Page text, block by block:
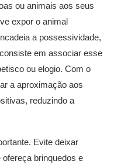
ou animais aos seus
expor o animal
a possessividade,
em associar esse
ou elogio. Com o
a aproximação aos
reduzindo a
Evite deixar
brinquedos e